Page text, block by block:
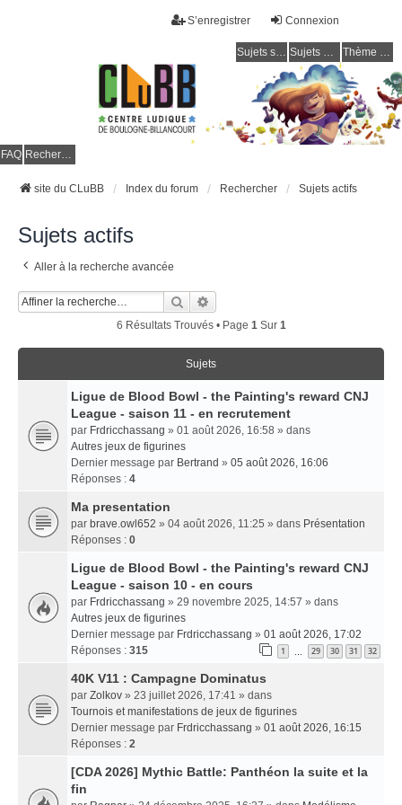
Connexion
S’enregistrer
Sujets sans réponse Sujets actifs Thème clair / foncé
FAQ Rechercher
site du CLuBB Index du forum Rechercher Sujets actifs
Sujets actifs
Aller à la recherche avancée
Rechercher
6 Résultats Trouvés • Page 1Sur 1
Sujets
Ligue de Blood Bowl - the Painting's reward CNJ
League - saison 11 - en recrutement
par Frdricchassang » 01 août 2026, 16:58 » dans
Autres jeux de figurines
Dernier message par Bertrand » 05 août 2026, 16:06
Réponses : 4
Ma presentation
par brave.owl652 » 04 août 2026, 11:25 » dans Présentation
Réponses : 0
Ligue de Blood Bowl - the Painting's reward CNJ
League - saison 10 - en cours
par Frdricchassang » 29 novembre 2025, 14:57 » dans
Autres jeux de figurines
Dernier message par Frdricchassang » 01 août 2026, 17:02
Réponses : 315 1 29 30 31 32
40K V11 : Campagne Dominatus
par Zolkov » 23 juillet 2026, 17:41 » dans
Tournois et manifestations de jeux de figurines
Dernier message par Frdricchassang » 01 août 2026, 16:15
Réponses : 2
[CDA 2026] Mythic Battle: Panthéon la suite et la
fin